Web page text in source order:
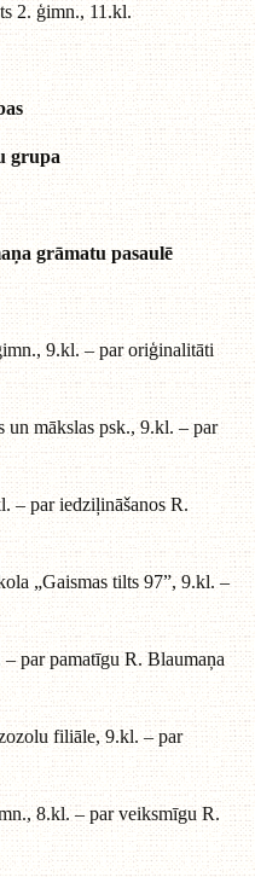
2. ģimn., 11.kl.
grupa
grāmatu pasaulē
9.kl. – par oriģinalitāti
un mākslas psk., 9.kl. – par
– par iedziļināšanos R.
„Gaismas tilts 97”, 9.kl. –
par pamatīgu R. Blaumaņa
filiāle, 9.kl. – par
8.kl. – par veiksmīgu R.